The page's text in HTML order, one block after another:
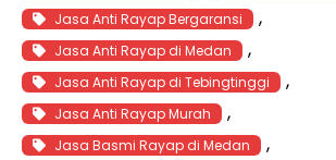
Jasa Anti Rayap Bergaransi ,
Jasa Anti Rayap di Medan ,
Jasa Anti Rayap di Tebingtinggi ,
Jasa Anti Rayap Murah ,
Jasa Basmi Rayap di Medan ,